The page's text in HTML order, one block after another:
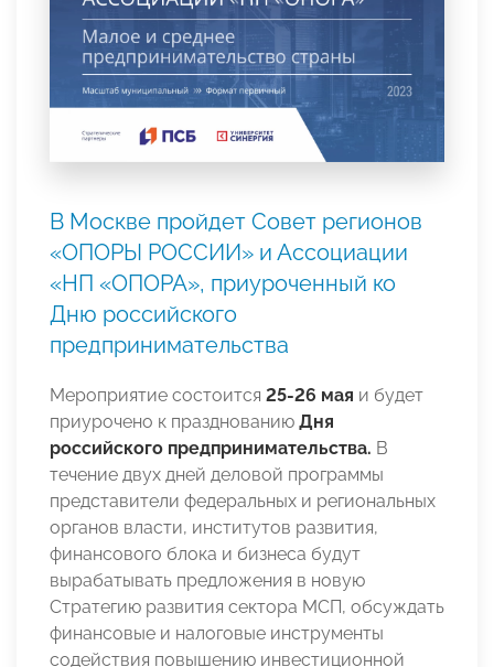
В Москве пройдет Совет регионов
«ОПОРЫ РОССИИ» и Ассоциации
«НП «ОПОРА», приуроченный ко
Дню российского
предпринимательства
Мероприятие состоится 25-26 мая и будет
приурочено к празднованию Дня
российского предпринимательства. В
течение двух дней деловой программы
представители федеральных и региональных
органов власти, институтов развития,
финансового блока и бизнеса будут
вырабатывать предложения в новую
Стратегию развития сектора МСП, обсуждать
финансовые и налоговые инструменты
содействия повышению инвестиционной